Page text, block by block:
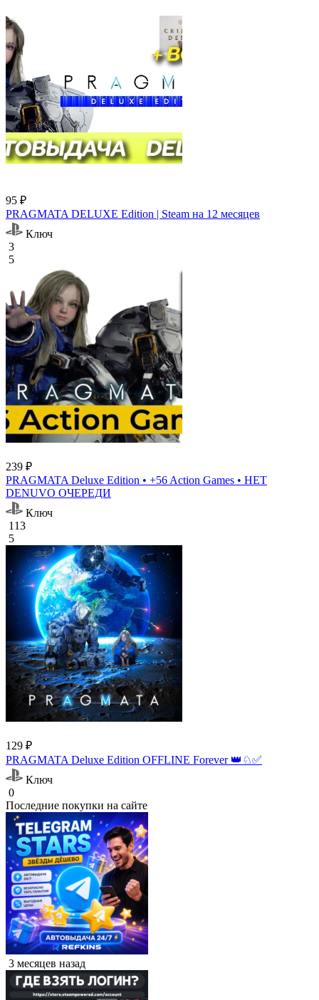
95 ₽
PRAGMATA DELUXE Edition | Steam на 12 месяцев
Ключ
3
5
239 ₽
PRAGMATA Deluxe Edition • +56 Action Games • НЕТ
DENUVO ОЧЕРЕДИ
Ключ
113
5
129 ₽
PRAGMATA Deluxe Edition OFFLINE Forever 👑♘✅
Ключ
0
Последние покупки на сайте
3 месяцев назад